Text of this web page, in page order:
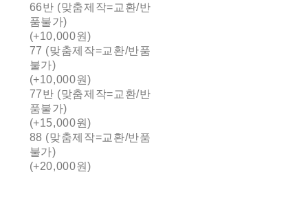
66반 (맞춤제작=교환/반
품불가)
(+10,000원)
77 (맞춤제작=교환/반품
불가)
(+10,000원)
77반 (맞춤제작=교환/반
품불가)
(+15,000원)
88 (맞춤제작=교환/반품
불가)
(+20,000원)